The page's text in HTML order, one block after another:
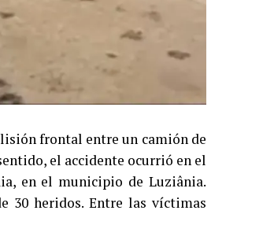
frontal entre un camión de
el accidente ocurrió en el
en el municipio de Luziânia.
30 heridos. Entre las víctimas